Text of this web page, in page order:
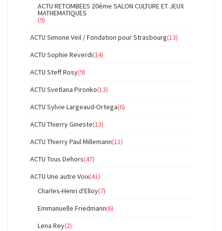
ACTU RETOMBEES 20ème SALON CULTURE ET JEUX
MATHEMATIQUES
(9)
ACTU Simone Veil / Fondation pour Strasbourg(13)
ACTU Sophie Reverdi(14)
ACTU Steff Rosy(9)
ACTU Svetlana Pironko(13)
ACTU Sylvie Largeaud-Ortega(6)
ACTU Thierry Gineste(13)
ACTU Thierry Paul Millemann(11)
ACTU Tous Dehors(47)
ACTU Une autre Voix(41)
Charles-Henri d'Elloy(7)
Emmanuelle Friedmann(6)
Lena Rey(2)